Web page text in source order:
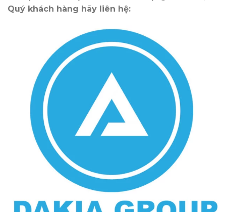
Quý khách hàng hãy liên hệ: